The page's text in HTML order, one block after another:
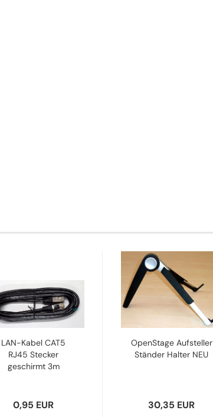
LAN-Kabel CAT5
RJ45 Stecker
geschirmt 3m
0,95 EUR
OpenStage Aufsteller
Ständer Halter NEU
30,35 EUR